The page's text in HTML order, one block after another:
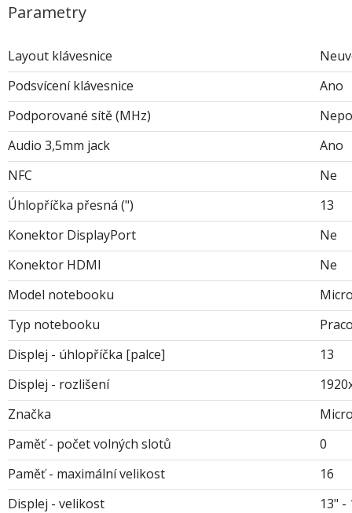
Parametry
Layout klávesnice
Podsvícení klávesnice
Ano
Podporované sítě (MHz)
Audio 3,5mm jack
Ano
NFC
Ne
Úhlopříčka přesná (")
13
Konektor DisplayPort
Ne
Konektor HDMI
Ne
Model notebooku
Typ notebooku
Displej - úhlopříčka [palce]
13
Displej - rozlišení
Značka
Paměť - počet volných slotů
0
Paměť - maximální velikost
16
Displej - velikost
13" -